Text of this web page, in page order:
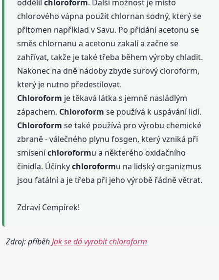
oddělilchloroform. Další možnost je místo
chlorového vápna použít chlornan sodný, který se
přítomen například v Savu. Po přidání acetonu se
směs chlornanu a acetonu zakalí a začne se
zahřívat, takže je také třeba během výroby chladit.
Nakonec na dně nádoby zbyde surový cloroform,
který je nutno předestilovat.
Chloroform je těkavá látka s jemně nasládlým
zápachem. Chloroform se používá k uspávání lidí.
Chloroform se také používá pro výrobu chemické
zbraně - válečného plynu fosgen, který vzniká při
smíseníchloroformu a některého oxidačního
činidla. Účinkychloroformu na lidský organizmus
jsou fatální a je třeba při jeho výrobě řádně větrat.
Zdraví Cempírek!
Zdroj: příběhJak se dá vyrobit chloroform